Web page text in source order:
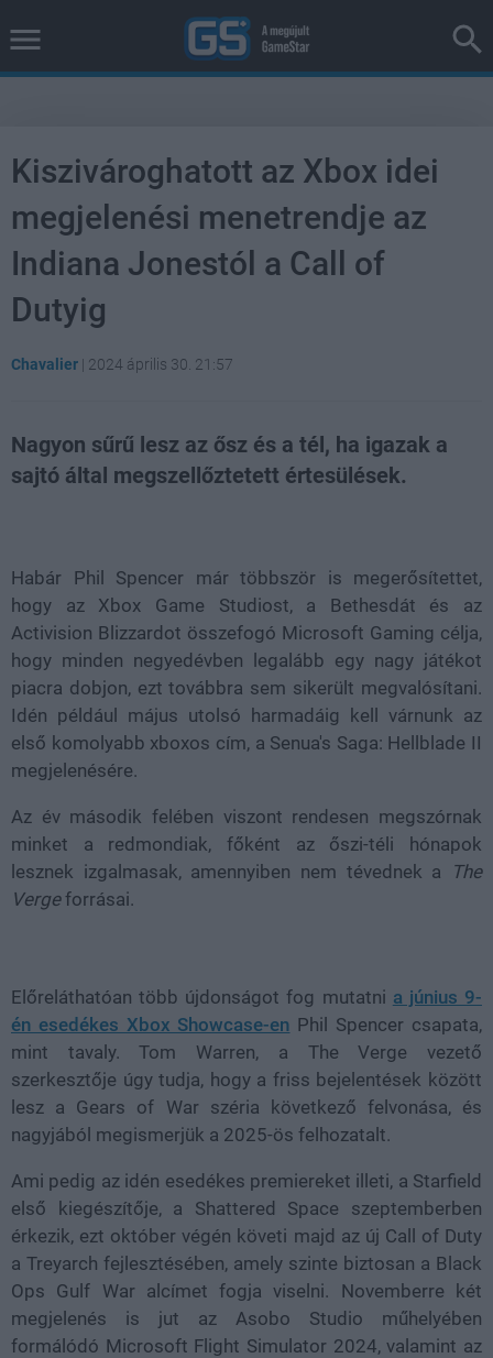
Kiszivároghatott az Xbox idei
megjelenési menetrendje az
Indiana Jonestól a Call of
Dutyig
Chavalier | 2024 április 30. 21:57
Nagyon sűrű lesz az ősz és a tél, ha igazak a
sajtó által megszellőztetett értesülések.
Habár Phil Spencer már többször is megerősítettet,
hogy az Xbox Game Studiost, a Bethesdát és az
Activision Blizzardot összefogó Microsoft Gaming célja,
hogy minden negyedévben legalább egy nagy játékot
piacra dobjon, ezt továbbra sem sikerült megvalósítani.
Idén például május utolsó harmadáig kell várnunk az
első komolyabb xboxos cím, a Senua's Saga: Hellblade II
megjelenésére.
Az év második felében viszont rendesen megszórnak
minket a redmondiak, főként az őszi-téli hónapok
lesznek izgalmasak, amennyiben nem tévednek a
The
Vergeforrásai.
Előreláthatóan több újdonságot fog mutatni a június 9-
én esedékes Xbox Showcase-en Phil Spencer csapata,
mint tavaly. Tom Warren, a The Verge vezető
szerkesztője úgy tudja, hogy a friss bejelentések között
lesz a Gears of War széria következő felvonása, és
nagyjából megismerjük a 2025-ös felhozatalt.
Ami pedig az idén esedékes premiereket illeti, a Starfield
első kiegészítője, a Shattered Space szeptemberben
érkezik, ezt október végén követi majd az új Call of Duty
a Treyarch fejlesztésében, amely szinte biztosan a Black
Ops Gulf War alcímet fogja viselni. Novemberre két
megjelenés is jut az Asobo Studio műhelyében
formálódó Microsoft Flight Simulator 2024, valamint az